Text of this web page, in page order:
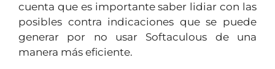
cuenta que es importante saber lidiar con las
posibles contra indicaciones que se puede
generar por no usar Softaculous de una
manera más eficiente.